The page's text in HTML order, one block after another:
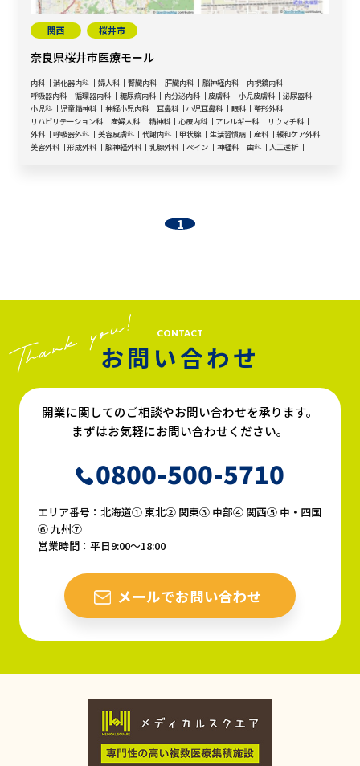
関西 桜井市
奈良県桜井市医療モール
内科 消化器内科 婦人科 腎臓内科 肝臓内科 脳神経内科
内視鏡内科
呼吸器内科
循環器内科 糖尿病内科 内分泌内科 皮膚科 小児皮膚科
泌尿器科
小児科
児童精神科 神経小児内科 耳鼻科 小児耳鼻科 眼科
整形外科
リハビリテーション科
産婦人科 精神科 心療内科 アレルギー科
リウマチ科
外科
呼吸器外科 美容皮膚科 代謝内科 甲状腺 生活習慣病 産科
緩和ケア外科
美容外科
形成外科 脳神経外科 乳腺外科 ペイン 神経科 歯科 人工透析
1
CONTACT
お問い合わせ
開業に関してのご相談やお問い合わせを承ります。
まずはお気軽にお問い合わせください。
0800-500-5710
エリア番号：北海道① 東北② 関東③ 中部④ 関西⑤ 中・四国
⑥ 九州⑦
営業時間：平日9:00〜18:00
メールでお問い合わせ